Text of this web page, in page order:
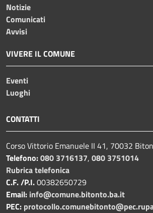
Notizie
Comunicati
Avvisi
VIVERE IL COMUNE
Eventi
Luoghi
CONTATTI
Corso Vittorio Emanuele II 41, 70032
Telefono:080 3716137, 080 3751014
Rubrica telefonica
C.F. /P.I.00382650729
Email: info@comune.bitonto.ba.it
PEC: